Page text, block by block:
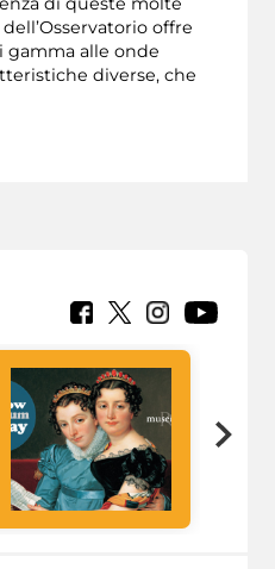
offre
gamma alle onde
diverse, che